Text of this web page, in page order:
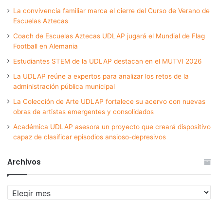
La convivencia familiar marca el cierre del Curso de Verano de
Escuelas Aztecas
Coach de Escuelas Aztecas UDLAP jugará el Mundial de Flag
Football en Alemania
Estudiantes STEM de la UDLAP destacan en el MUTVI 2026
La UDLAP reúne a expertos para analizar los retos de la
administración pública municipal
La Colección de Arte UDLAP fortalece su acervo con nuevas
obras de artistas emergentes y consolidados
Académica UDLAP asesora un proyecto que creará dispositivo
capaz de clasificar episodios ansioso-depresivos
Archivos
Archivos